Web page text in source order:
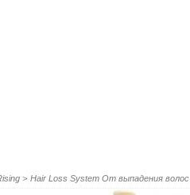
> Hair Loss System От выпадения волос